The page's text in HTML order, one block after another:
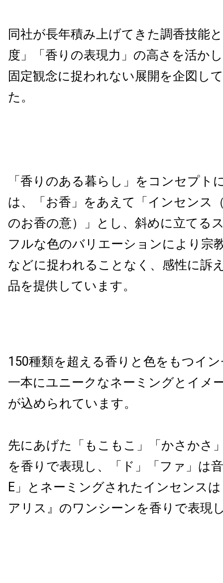
同社が長年積み上げてきた調香技能
度」「香りの表現力」の高さを活か
固定観念に捉われない展開を企図し
た。
「香りのある暮らし」をコンセプト
は、「お香」をあえて「インセンス
のお香の意）」とし、斜めに立てる
フルな色のバリエーションにより宗
などに捉われることなく、感性に訴
品を提供しています。
150種類を超える香りと色をもつイ
一本にユニークなネーミングとイメ
が込められています。
先にあげた「もこもこ」「かさかさ
を香りで表現し、「ド」「ファ」は
E」とネーミングされたインセンス
アリス』のワンシーンを香りで表現